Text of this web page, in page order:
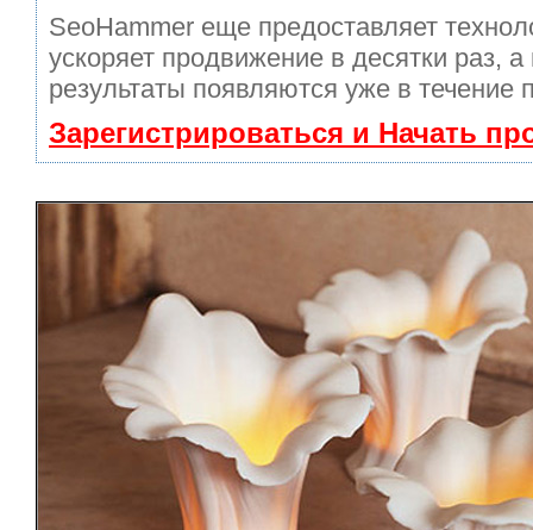
SeoHammer еще предоставляет
ускоряет продвижение в десятки раз,
результаты появляются уже в течение
Зарегистрироваться и Начать